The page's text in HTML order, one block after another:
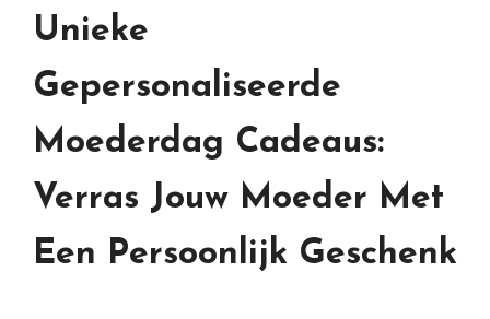
Unieke
Gepersonaliseerde
Moederdag Cadeaus:
Verras Jouw Moeder Met
Een Persoonlijk Geschenk